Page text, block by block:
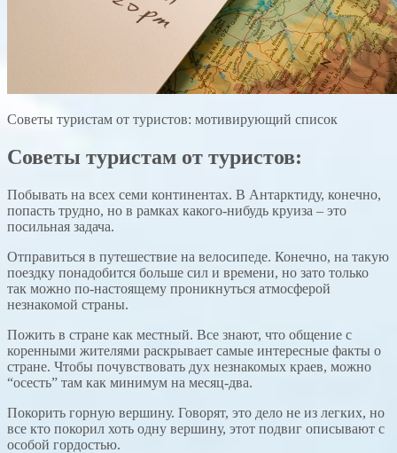
Советы туристам от туристов: мотивирующий список
Советы туристам от туристов:
Побывать на всех семи континентах. В Антарктиду, конечно,
попасть трудно, но в рамках какого-нибудь круиза – это
посильная задача.
Отправиться в путешествие на велосипеде. Конечно, на такую
поездку понадобится больше сил и времени, но зато только
так можно по-настоящему проникнуться атмосферой
незнакомой страны.
Пожить в стране как местный. Все знают, что общение с
коренными жителями раскрывает самые интересные факты о
стране. Чтобы почувствовать дух незнакомых краев, можно
“осесть” там как минимум на месяц-два.
Покорить горную вершину. Говорят, это дело не из легких, но
все кто покорил хоть одну вершину, этот подвиг описывают с
особой гордостью.